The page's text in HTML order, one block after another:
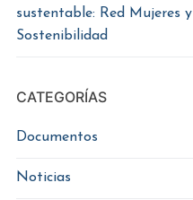
sustentable: Red Mujeres y
Sostenibilidad
CATEGORÍAS
Documentos
Noticias